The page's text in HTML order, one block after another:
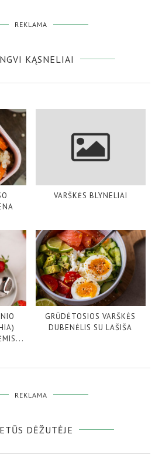
REKLAMA
KĄSNELIAI
VARŠKĖS BLYNELIAI
GRŪDĖTOSIOS VARŠKĖS
DUBENĖLIS SU LAŠIŠA
REKLAMA
DĖŽUTĖJE